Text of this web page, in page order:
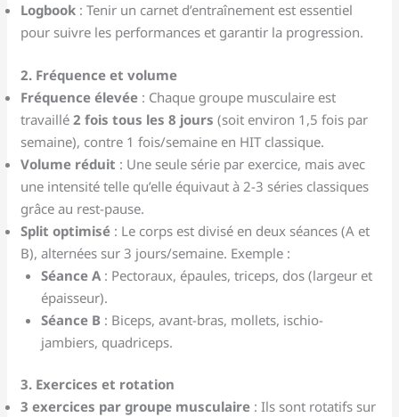
Logbook : Tenir un carnet d’entraînement est essentiel
pour suivre les performances et garantir la progression.
2. Fréquence et volume
Fréquence élevée : Chaque groupe musculaire est
travaillé2 fois tous les 8 jours (soit environ 1,5 fois par
semaine), contre 1 fois/semaine en HIT classique.
Volume réduit : Une seule série par exercice, mais avec
une intensité telle qu’elle équivaut à 2-3 séries classiques
grâce au rest-pause.
Split optimisé : Le corps est divisé en deux séances (A et
B), alternées sur 3 jours/semaine. Exemple :
Séance A: Pectoraux, épaules, triceps, dos (largeur et
épaisseur).
Séance B : Biceps, avant-bras, mollets, ischio-
jambiers, quadriceps.
3. Exercices et rotation
3 exercices par groupe musculaire : Ils sont rotatifs sur